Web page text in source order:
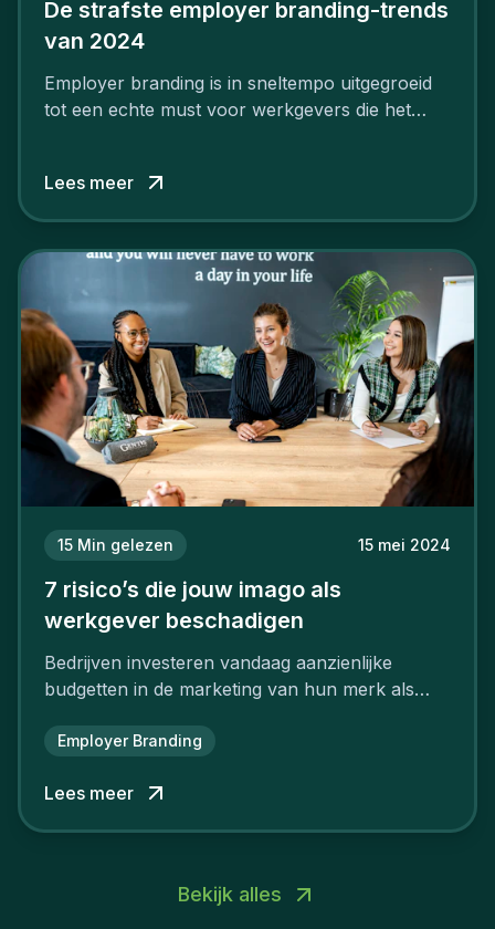
De strafste employer branding-trends
van 2024
Employer branding is in sneltempo uitgegroeid
tot een echte must voor werkgevers die het
Lees meer
15 Min gelezen 15 mei 2024
7 risico’s die jouw imago als
werkgever beschadigen
Bedrijven investeren vandaag aanzienlijke
budgetten in de marketing van hun merk als
Employer Branding
Lees meer
Bekijk alles